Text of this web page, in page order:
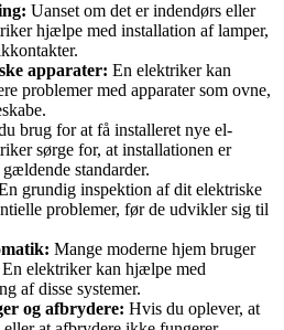
Uanset om det er indendørs eller
hjælpe med installation af lamper,
apparater: En elektriker kan
problemer med apparater som ovne,
brug for at få installeret nye el-
sørge for, at installationen er
standarder.
grundig inspektion af dit elektriske
problemer, før de udvikler sig til
Mange moderne hjem bruger
elektriker kan hjælpe med
af disse systemer.
og afbrydere: Hvis du oplever, at